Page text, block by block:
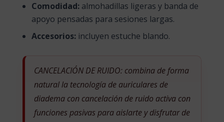
Comodidad: almohadillas ligeras y banda de
apoyo pensadas para sesiones largas.
Accesorios: incluyen estuche blando.
CANCELACIÓN DE RUIDO: combina de forma
natural la tecnología de auriculares de
diadema con cancelación de ruido activa con
funciones pasivas para aislarte y disfrutar de